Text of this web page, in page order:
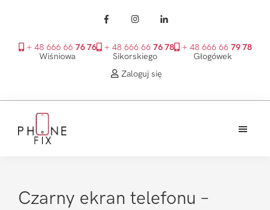
+ 48 666 66 76 76
Wiśniowa
+ 48 666 66 76 78
Sikorskiego
+ 48 666 66 79 78
Głogówek
Zaloguj się
głównego
Czarny ekran telefonu –